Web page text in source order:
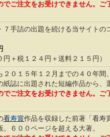
ご注文をお受けできません。ご
７手詰の出題を続ける当サイトの
＋税１２４円＋送料２１５円）
２０１５年１２月までの４０年
紙誌に出題された短編作品から、
ご注文をお受けできません。ご
看寿賞作品を収録した前著「看寿
６００ページを超える大著。